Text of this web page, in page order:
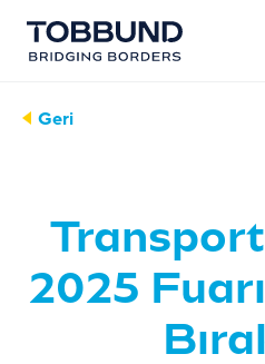
Geri
2025